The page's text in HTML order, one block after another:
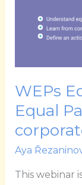
WEPs
Equal
Aya
This webinar
rights
to
corporate
action